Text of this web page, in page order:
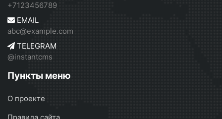
+7123456789
EMAIL
abc@example.com
TELEGRAM
@instantcms
Пункты меню
О проекте